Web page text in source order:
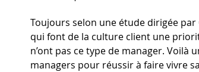
Toujours selon une étude dirigée
qui font de la culture client une
n’ont pas ce type de manager.
managers pour réussir à faire vivre sa